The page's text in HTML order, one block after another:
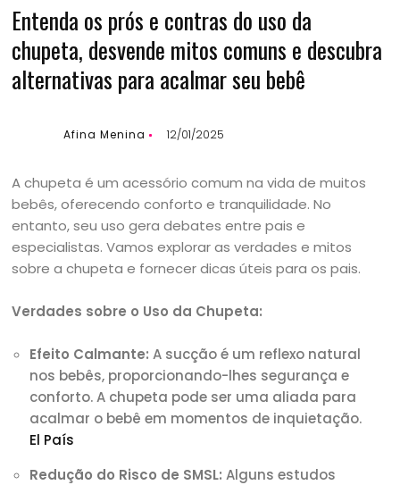
Entenda os prós e contras do uso da
chupeta, desvende mitos comuns e descubra
alternativas para acalmar seu bebê
Afina Menina 12/01/2025
A chupeta é um acessório comum na vida de muitos
bebês, oferecendo conforto e tranquilidade. No
entanto, seu uso gera debates entre pais e
especialistas. Vamos explorar as verdades e mitos
sobre a chupeta e fornecer dicas úteis para os pais.
Verdades sobre o Uso da Chupeta:
Efeito Calmante: A sucção é um reflexo natural
nos bebês, proporcionando-lhes segurança e
conforto. A chupeta pode ser uma aliada para
acalmar o bebê em momentos de inquietação.
El País
Redução do Risco de SMSL: Alguns estudos